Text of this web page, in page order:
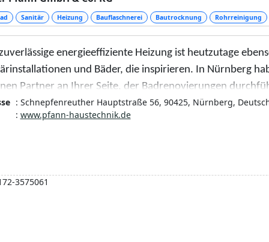
Sanitär Heizung Bauflaschnerei Bautrocknung Rohrreinigung
energieeffiziente Heizung ist heutzutage
und Bäder, die inspirieren. In Nürnberg
Partner an Ihrer Seite, der Badrenovierungen
sorgt, die dem neuesten Stand der Technik
beziehungsweise Flaschnereien benötigen, etwa
verlassen.
: Schnepfenreuther Hauptstraße 56, 90425, Nürnberg,
: www.pfann-haustechnik.de
3575061